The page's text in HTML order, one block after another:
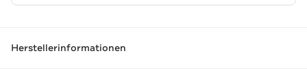
Herstellerinformationen